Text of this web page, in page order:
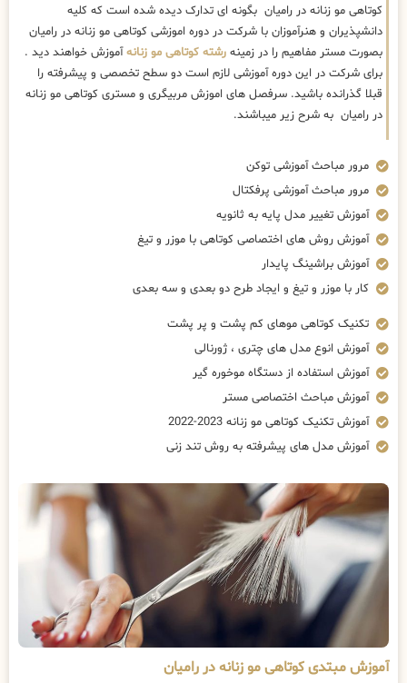
کوتاهی مو زنانه در رامیان بگونه ای تدارک دیده شده است که کلیه
دانشپذیران و هنرآموزان با شرکت در دوره اموزشی کوتاهی مو زنانه در رامیان
بصورت مستر مفاهیم را در زمینه رشته کوتاهی مو زنانهآموزش خواهند دید .
برای شرکت در این دوره آموزشی لازم است دو سطح تخصصی و پیشرفته را
قبلا گذرانده باشید. سرفصل های اموزش مربیگری و مستری کوتاهی مو زنانه
در رامیان به شرح زیر میباشند.
مرور مباحث آموزشی توکن
مرور مباحث آموزشی پرفکتال
آموزش تغییر مدل پایه به ثانویه
آموزش روش های اختصاصی کوتاهی با موزر و تیغ
آموزش براشینگ پایدار
کار با موزر و تیغ و ایجاد طرح دو بعدی و سه بعدی
تکنیک کوتاهی موهای کم پشت و پر پشت
آموزش انوع مدل های چتری ، ژورنالی
آموزش استفاده از دستگاه موخوره گیر
آموزش مباحث اختصاصی مستر
آموزش تکنیک کوتاهی مو زنانه 2023-2022
آموزش مدل های پیشرفته به روش تند زنی
آموزش مبتدی کوتاهی مو زنانه در رامیان